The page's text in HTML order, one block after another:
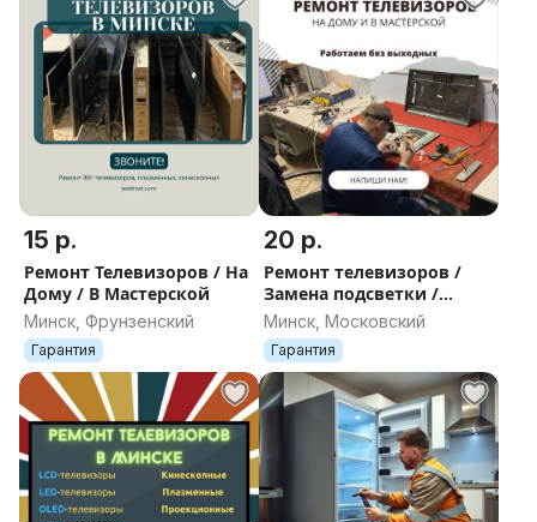
15 р.
Ремонт Телевизоров / На
Дому / В Мастерской
Минск, Фрунзенский
Гарантия
20 р.
Ремонт телевизоров /
Замена подсветки /
Матрицы
Минск, Московский
Гарантия